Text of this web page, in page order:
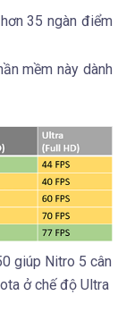
35 ngàn điểm
mềm này dành
giúp Nitro 5 cân
ở chế độ Ultra